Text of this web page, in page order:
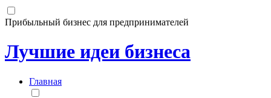
Прибыльный бизнес для предпринимателей
Лучшие идеи бизнеса
Главная